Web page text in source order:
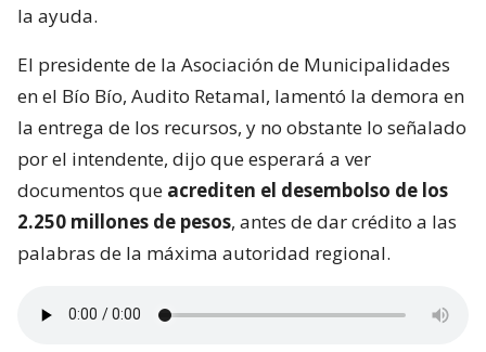
la ayuda.
El presidente de la Asociación de Municipalidades
en el Bío Bío, Audito Retamal, lamentó la demora en
la entrega de los recursos, y no obstante lo señalado
por el intendente, dijo que esperará a ver
documentos que acrediten el desembolso de los
2.250 millones de pesos, antes de dar crédito a las
palabras de la máxima autoridad regional.